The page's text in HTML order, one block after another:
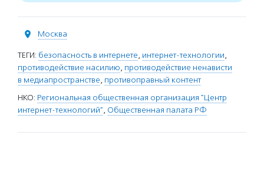
Москва
ТЕГИ: безопасность в интернете, интернет-технологии,
противодействие насилию, противодействие ненависти
в медиапространстве, противоправный контент
НКО: Региональная общественная организация "Центр
интернет-технологий", Общественная палата РФ